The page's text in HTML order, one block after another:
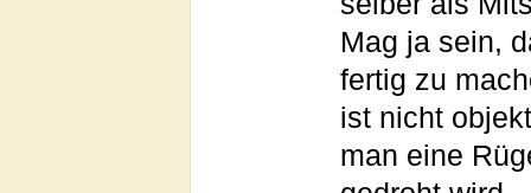
Mag ja sein,
fertig zu
ist nicht
man eine